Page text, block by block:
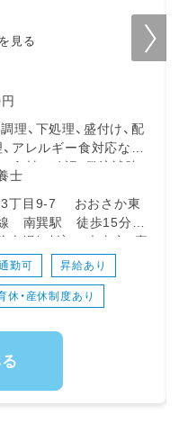
見る
理、下処理、盛付け、配
アレルギー食対応など
食材の確認・発注補助
。栄養面だけでなく、
がら、子どもたちの食
時間や日数は相談可能
昼ご飯の調理
、片付け
勤務の場合)
栄養士
7 おおさか東
線 南巽駅 徒歩15分
） ～大東市、寝
◎～
勤可 昇給あり
休・産休制度あり